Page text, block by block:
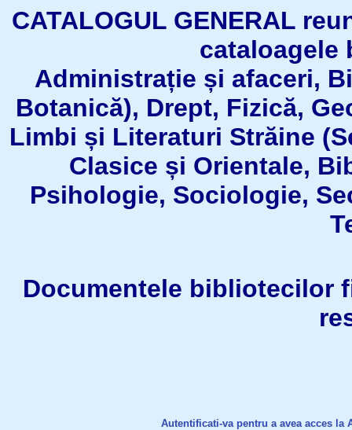
CATALOGUL GENERAL
Administrație și afaceri,
Botanică), Drept, Fizică,
Limbi și Literaturi Străine
Clasice și Orientale,
Psihologie, Sociologie,
Documentele bibliotecilor
Autentificati-va pentru a avea acces